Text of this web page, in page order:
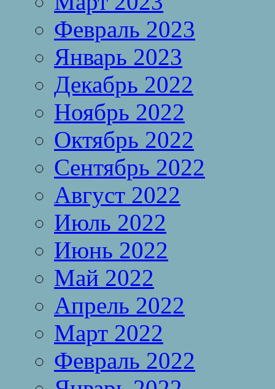
Февраль 2023
Январь 2023
Декабрь 2022
Ноябрь 2022
Октябрь 2022
Сентябрь 2022
Август 2022
Июль 2022
Июнь 2022
Май 2022
Апрель 2022
Март 2022
Февраль 2022